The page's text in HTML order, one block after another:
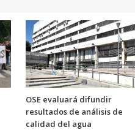
OSE evaluará difundir
resultados de análisis de
calidad del agua